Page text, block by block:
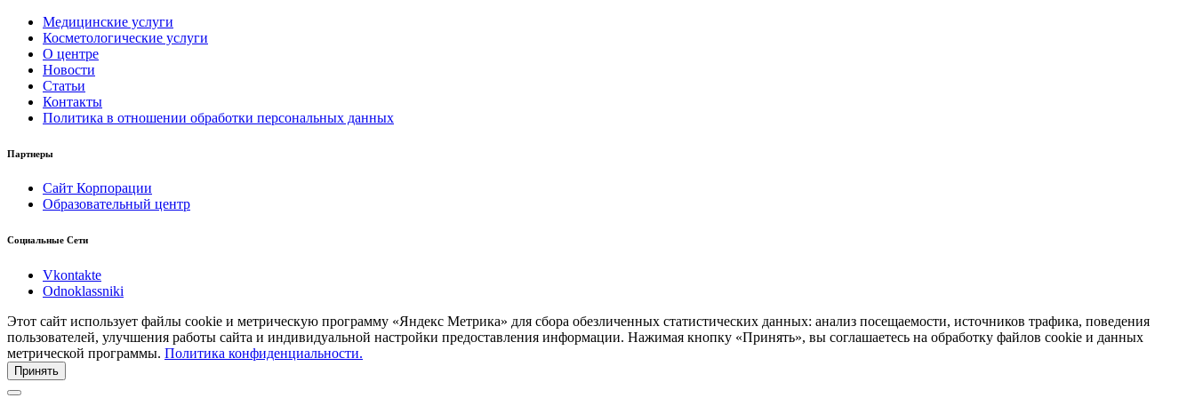
Медицинские услуги
Косметологические услуги
О центре
Новости
Статьи
Контакты
Политика в отношении обработки персональных данных
Партнеры
Сайт Корпорации
Образовательный центр
Социальные Сети
Vkontakte
Odnoklassniki
Этот сайт использует файлы cookie и метрическую программу «Яндекс Метрика» для сбора обезличенных статистических данных: анализ посещаемости, источников трафика, поведения
пользователей, улучшения работы сайта и индивидуальной настройки предоставления информации. Нажимая кнопку «Принять», вы соглашаетесь на обработку файлов cookie и данных
метрической программы. Политика конфиденциальности.
Принять